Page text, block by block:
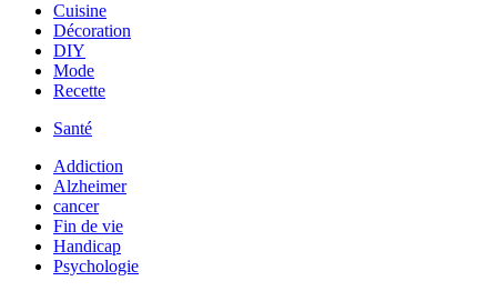
Cuisine
Décoration
DIY
Mode
Recette
Santé
Addiction
Alzheimer
cancer
Fin de vie
Handicap
Psychologie